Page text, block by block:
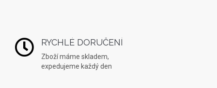
RYCHLÉ DORUČENÍ
Zboží máme skladem,
expedujeme každý den